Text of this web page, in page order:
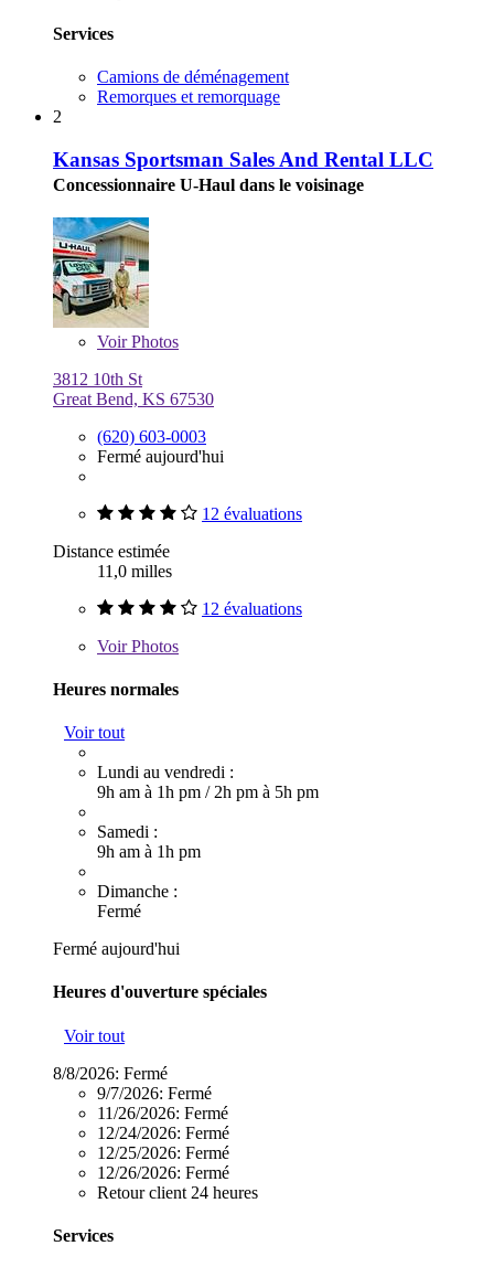
Services
Camions de déménagement
Remorques et remorquage
2
Kansas Sportsman Sales And Rental LLC
Concessionnaire U-Haul dans le voisinage
VoirPhotos
3812 10th St
Great Bend, KS 67530
(620) 603-0003
Fermé aujourd'hui
12 évaluations
Distance estimée
11,0 milles
12 évaluations
VoirPhotos
Heures normales
Voir tout
Lundi au vendredi :
9h am à 1h pm / 2h pm à 5h pm
Samedi :
9h am à 1h pm
Dimanche :
Fermé
Fermé aujourd'hui
Heures d'ouverture spéciales
Voir tout
8/8/2026: Fermé
9/7/2026: Fermé
11/26/2026: Fermé
12/24/2026: Fermé
12/25/2026: Fermé
12/26/2026: Fermé
Retour client 24 heures
Services